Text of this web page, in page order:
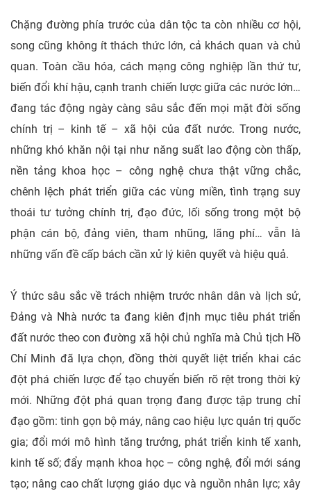
Chặng đường phía trước của dân tộc ta còn nhiều cơ hội,
song cũng không ít thách thức lớn, cả khách quan và chủ
quan. Toàn cầu hóa, cách mạng công nghiệp lần thứ tư,
biến đổi khí hậu, cạnh tranh chiến lược giữa các nước lớn…
đang tác động ngày càng sâu sắc đến mọi mặt đời sống
chính trị – kinh tế – xã hội của đất nước. Trong nước,
những khó khăn nội tại như năng suất lao động còn thấp,
nền tảng khoa học – công nghệ chưa thật vững chắc,
chênh lệch phát triển giữa các vùng miền, tình trạng suy
thoái tư tưởng chính trị, đạo đức, lối sống trong một bộ
phận cán bộ, đảng viên, tham nhũng, lãng phí… vẫn là
những vấn đề cấp bách cần xử lý kiên quyết và hiệu quả.
Ý thức sâu sắc về trách nhiệm trước nhân dân và lịch sử,
Đảng và Nhà nước ta đang kiên định mục tiêu phát triển
đất nước theo con đường xã hội chủ nghĩa mà Chủ tịch Hồ
Chí Minh đã lựa chọn, đồng thời quyết liệt triển khai các
đột phá chiến lược để tạo chuyển biến rõ rệt trong thời kỳ
mới. Những đột phá quan trọng đang được tập trung chỉ
đạo gồm: tinh gọn bộ máy, nâng cao hiệu lực quản trị quốc
gia; đổi mới mô hình tăng trưởng, phát triển kinh tế xanh,
kinh tế số; đẩy mạnh khoa học – công nghệ, đổi mới sáng
tạo; nâng cao chất lượng giáo dục và nguồn nhân lực; xây